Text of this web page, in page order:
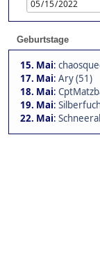
Geburtstage
15. Mai:
17. Mai: Ary (51)
18. Mai:
19. Mai:
22. Mai: